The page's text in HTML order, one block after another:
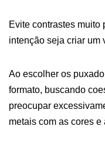
Evite contrastes muito
intenção seja criar um
Ao escolher os
formato, buscando
preocupar
metais com as cores